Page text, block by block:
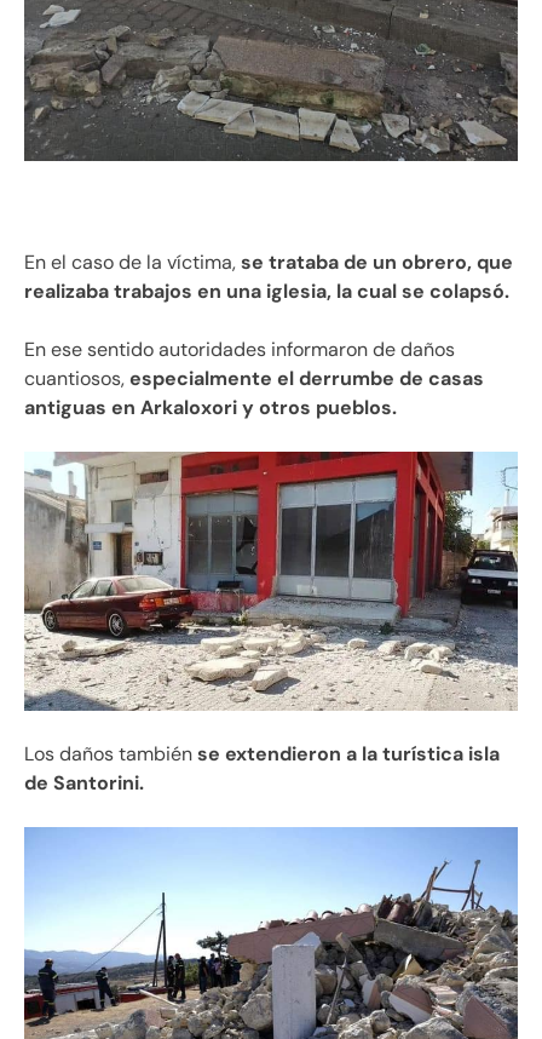
En el caso de la víctima,se trataba de un obrero, que
realizaba trabajos en una iglesia, la cual se colapsó.
En ese sentido autoridades informaron de daños
cuantiosos,especialmente el derrumbe de casas
antiguas en Arkaloxori y otros pueblos.
Los daños tambiénse extendieron a la turística isla
de Santorini.